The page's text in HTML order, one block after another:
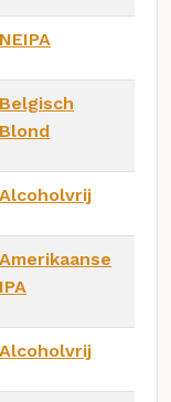
NEIPA
Belgisch
Blond
Alcoholvrij
Amerikaanse
IPA
Alcoholvrij